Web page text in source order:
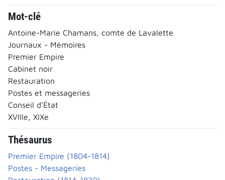
Mot-clé
Antoine-Marie Chamans, comte de Lavalette
Journaux - Mémoires
Premier Empire
Cabinet noir
Restauration
Postes et messageries
Conseil d'État
XVIIIe, XIXe
Thésaurus
Premier Empire (1804-1814)
Postes - Messageries